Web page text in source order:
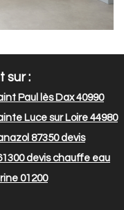
sur :
Paul lès Dax 40990
Luce sur Loire 44980
87350devis
devis chauffe eau
01200